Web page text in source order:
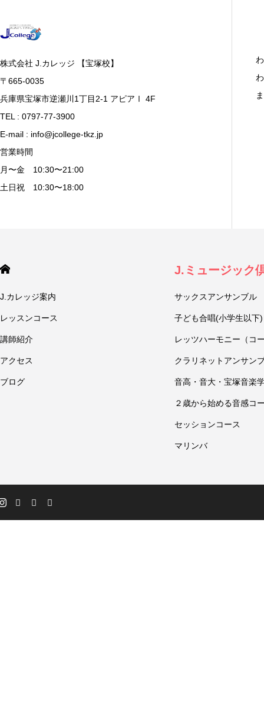
株式会社 J.カレッジ 【宝塚校】
〒665-0035
兵庫県宝塚市逆瀬川1丁目2-1 アピアⅠ 4F
TEL : 0797-77-3900
E-mail : info@jcollege-tkz.jp
営業時間
月〜金 10:30〜21:00
土日祝 10:30〜18:00
J.カレッジ案内
レッスンコース
講師紹介
アクセス
ブログ
J.ミュージック
サックスアンサンブル
子ども合唱(小学生以下)
レッツハーモニー（コ
クラリネットアンサン
音高・音大・宝塚音楽
２歳から始める音感コ
セッションコース
マリンバ